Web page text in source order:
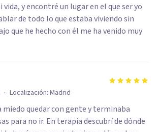
y encontré un lugar en el que ser yo
de todo lo que estaba viviendo sin
que he hecho con él me ha venido muy
· Localización: Madrid
miedo quedar con gente y terminaba
para no ir. En terapia descubrí de dónde